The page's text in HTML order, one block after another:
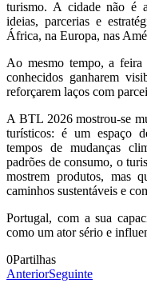
turismo. A cidade não é
ideias, parcerias e
África, na Europa, nas
Ao mesmo tempo, a feira
conhecidos ganharem
reforçarem laços com
A BTL 2026 mostrou‑se
turísticos: é um espaço
tempos de mudanças
padrões de consumo, o
mostrem produtos, mas
caminhos sustentáveis e
Portugal, com a sua
como um ator sério e
0Partilhas
AnteriorSeguinte